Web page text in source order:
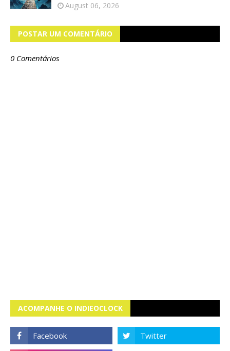
August 06, 2026
POSTAR UM COMENTÁRIO
0 Comentários
ACOMPANHE O INDIEOCLOCK